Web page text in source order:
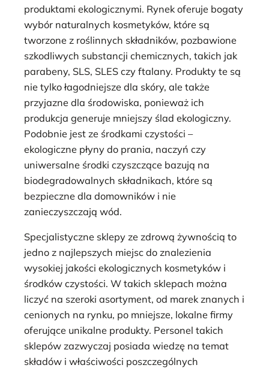
produktami ekologicznymi. Rynek oferuje bogaty
wybór naturalnych kosmetyków, które są
tworzone z roślinnych składników, pozbawione
szkodliwych substancji chemicznych, takich jak
parabeny, SLS, SLES czy ftalany. Produkty te są
nie tylko łagodniejsze dla skóry, ale także
przyjazne dla środowiska, ponieważ ich
produkcja generuje mniejszy ślad ekologiczny.
Podobnie jest ze środkami czystości –
ekologiczne płyny do prania, naczyń czy
uniwersalne środki czyszczące bazują na
biodegradowalnych składnikach, które są
bezpieczne dla domowników i nie
zanieczyszczają wód.
Specjalistyczne sklepy ze zdrową żywnością to
jedno z najlepszych miejsc do znalezienia
wysokiej jakości ekologicznych kosmetyków i
środków czystości. W takich sklepach można
liczyć na szeroki asortyment, od marek znanych i
cenionych na rynku, po mniejsze, lokalne firmy
oferujące unikalne produkty. Personel takich
sklepów zazwyczaj posiada wiedzę na temat
składów i właściwości poszczególnych